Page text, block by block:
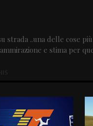
strada ..una delle cose
ammirazione e stima per